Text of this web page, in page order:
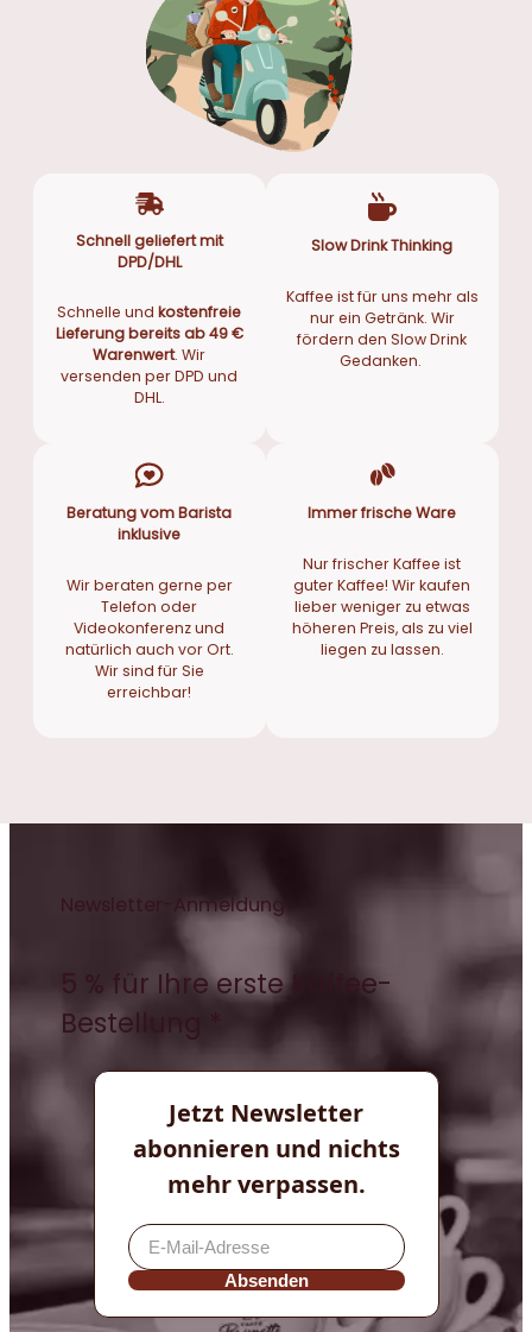
Schnell geliefert mit
DPD/DHL
Schnelle undkostenfreie
Lieferung bereits ab 49 €
Warenwert. Wir
versenden per DPD und
DHL.
Slow Drink Thinking
Kaffee ist für uns mehr als
nur ein Getränk. Wir
fördern den Slow Drink
Gedanken.
Beratung vom Barista
inklusive
Wir beraten gerne per
Telefon oder
Videokonferenz und
natürlich auch vor Ort.
Wir sind für Sie
erreichbar!
Immer frische Ware
Nur frischer Kaffee ist
guter Kaffee! Wir kaufen
lieber weniger zu etwas
höheren Preis, als zu viel
liegen zu lassen.
Newsletter-Anmeldung
5 % für Ihre erste Kaffee-
Bestellung *
Jetzt Newsletter
abonnieren und nichts
mehr verpassen.
Absenden